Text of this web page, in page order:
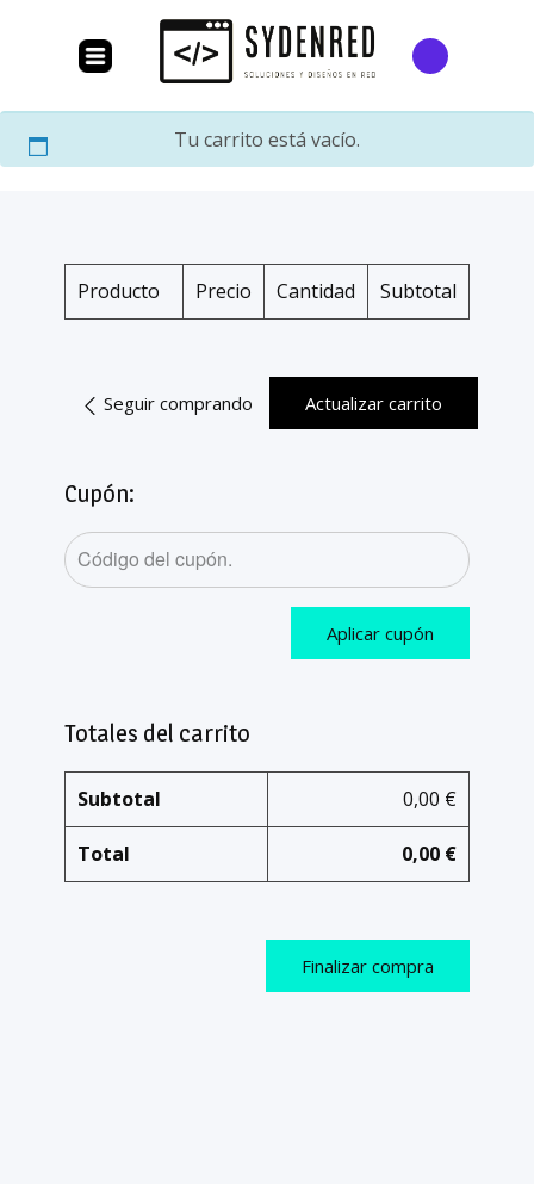
Tu carrito está vacío.
Producto Precio Cantidad Subtotal
Seguir comprando Actualizar carrito
Cupón:
Aplicar cupón
Totales del carrito
Subtotal 0,00 €
Total 0,00 €
Finalizar compra